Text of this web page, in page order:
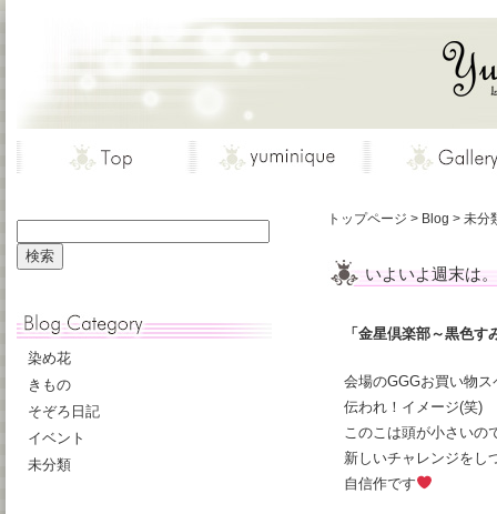
トップページ > Blog > 未分
いよいよ週末は。
「金星倶楽部～黒色
会場のGGGお買い物
伝われ！イメージ(笑)
このこは頭が小さいの
新しいチャレンジをし
自信作です
染め花
きもの
そぞろ日記
イベント
未分類